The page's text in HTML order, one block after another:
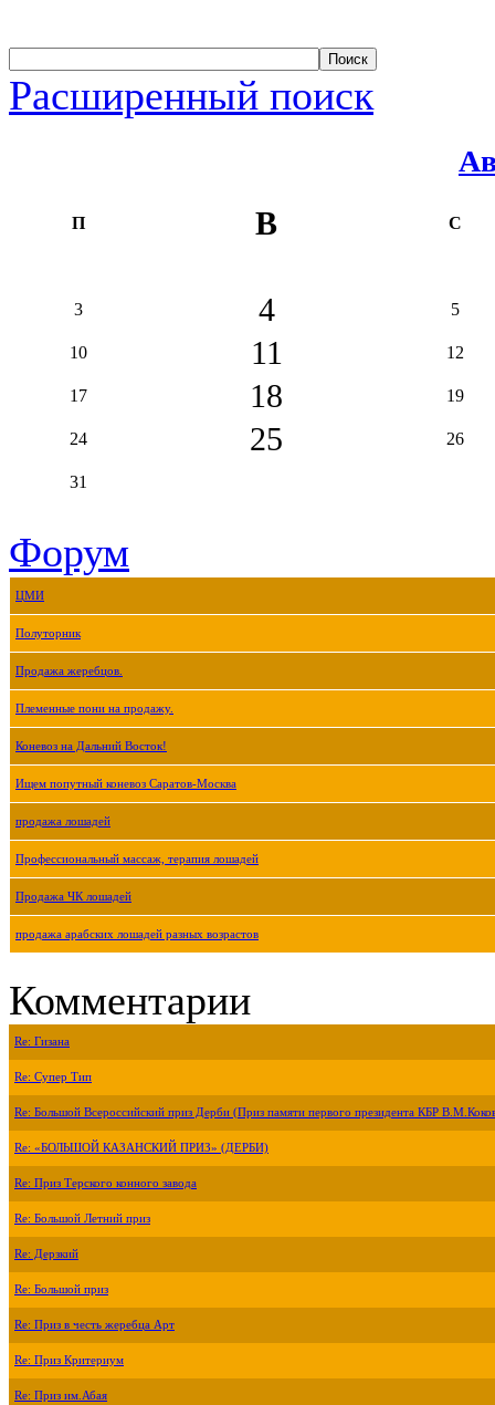
Расширенный поиск
П В С
3 4 5
10 11 12
17 18 19
24 25 26
31
Форум
ЦМИ
Полуторник
Продажа жеребцов.
Племенные пони на продажу.
Коневоз на Дальний Восток!
Ищем попутный коневоз Саратов-Москва
продажа лошадей
Профессиональный массаж, терапия лошадей
Продажа ЧК лошадей
продажа арабских лошадей разных возрастов
Комментарии
Re: Гизана
Re: Супер Тип
Re: Большой Всероссийский приз Дерби (Приз памяти первого президента КБР
Re: «БОЛЬШОЙ КАЗАНСКИЙ ПРИЗ» (ДЕРБИ)
Re: Приз Терского конного завода
Re: Большой Летний приз
Re: Дерзкий
Re: Большой приз
Re: Приз в честь жеребца Арт
Re: Приз Критериум
Re: Приз им.Абая